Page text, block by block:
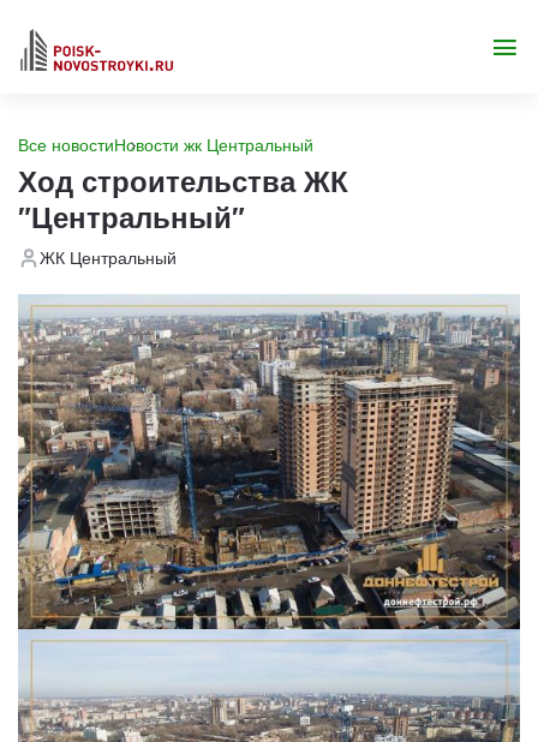
Все новостиНовости жк Центральный
Ход строительства ЖК
"Центральный"
ЖК Центральный